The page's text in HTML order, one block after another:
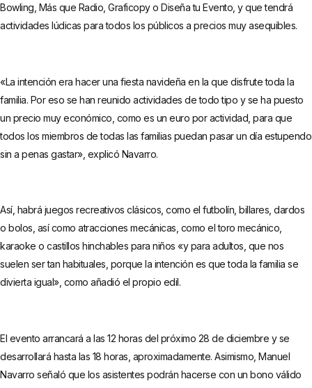
Bowling, Más que Radio, Graficopy o Diseña tu Evento, y que tendrá
actividades lúdicas para todos los públicos a precios muy asequibles.
«La intención era hacer una fiesta navideña en la que disfrute toda la
familia. Por eso se han reunido actividades de todo tipo y se ha puesto
un precio muy económico, como es un euro por actividad, para que
todos los miembros de todas las familias puedan pasar un día estupendo
sin a penas gastar», explicó Navarro.
Así, habrá juegos recreativos clásicos, como el futbolín, billares, dardos
o bolos, así como atracciones mecánicas, como el toro mecánico,
karaoke o castillos hinchables para niños «y para adultos, que nos
suelen ser tan habituales, porque la intención es que toda la familia se
divierta igual», como añadió el propio edil.
El evento arrancará a las 12 horas del próximo 28 de diciembre y se
desarrollará hasta las 18 horas, aproximadamente. Asimismo, Manuel
Navarro señaló que los asistentes podrán hacerse con un bono válido